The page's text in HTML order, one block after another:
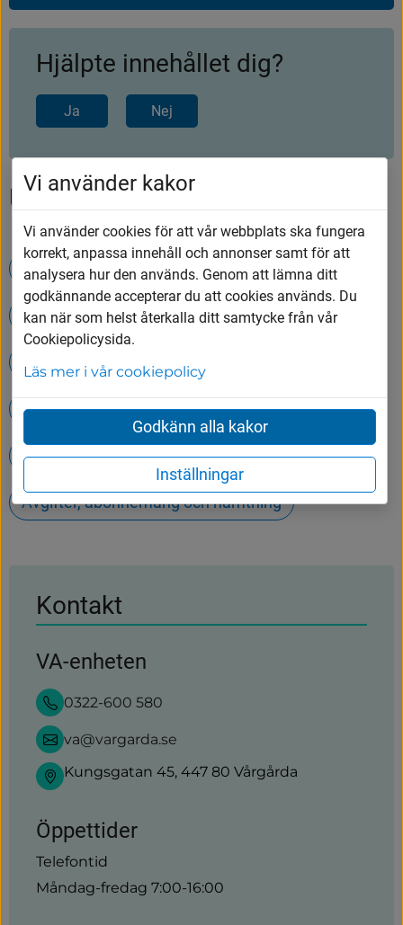
Hjälpte innehållet dig?
Ja Nej
Upptäck mer
Avgifter och abonnemang för renhållning
Avfall och återvinning
Timvikarier inom skola och barnomsorg
Öppettider på Tumbergs ÅVC
Babysim och babybad
Avgifter, abonnemang och hämtning
Kontakt
VA-enheten
0322-600 580
va@vargarda.se
Kungsgatan 45, 447 80 Vårgårda
Öppettider
Telefontid
Måndag-fredag 7:00-16:00
Vi använder kakor
Vi använder cookies för att vår webbplats ska fungera
korrekt, anpassa innehåll och annonser samt för att
analysera hur den används. Genom att lämna ditt
godkännande accepterar du att cookies används. Du
kan när som helst återkalla ditt samtycke från vår
Cookiepolicysida.
Läs mer i vår cookiepolicy
Godkänn alla kakor
Inställningar